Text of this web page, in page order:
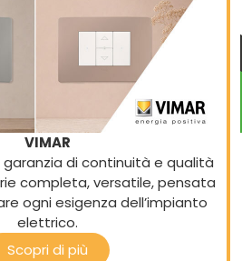
VIMAR
garanzia di continuità e qualità
completa, versatile, pensata
ogni esigenza dell’impianto
elettrico.
Scopri di più